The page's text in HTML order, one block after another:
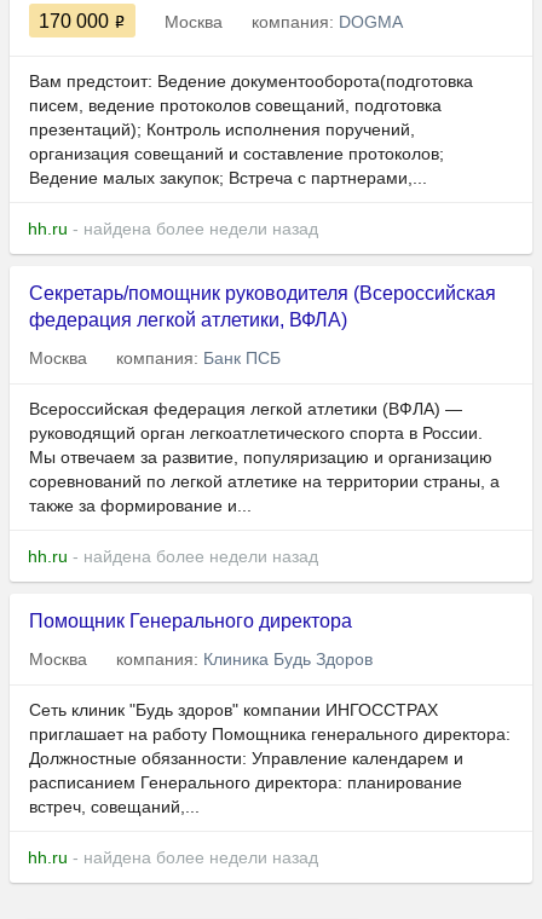
170 000 Москва компания: DOGMA
Вам предстоит: Ведение документооборота(подготовка
писем, ведение протоколов совещаний, подготовка
презентаций); Контроль исполнения поручений,
организация совещаний и составление протоколов;
Ведение малых закупок; Встреча с партнерами,...
hh.ru - найдена более недели назад
Секретарь/помощник руководителя (Всероссийская
федерация легкой атлетики, ВФЛА)
Москва компания: Банк ПСБ
Всероссийская федерация легкой атлетики (ВФЛА) —
руководящий орган легкоатлетического спорта в России.
Мы отвечаем за развитие, популяризацию и организацию
соревнований по легкой атлетике на территории страны, а
также за формирование и...
hh.ru - найдена более недели назад
Помощник Генерального директора
Москва компания: Клиника Будь Здоров
Сеть клиник "Будь здоров" компании ИНГОССТРАХ
приглашает на работу Помощника генерального директора:
Должностные обязанности: Управление календарем и
расписанием Генерального директора: планирование
встреч, совещаний,...
hh.ru - найдена более недели назад